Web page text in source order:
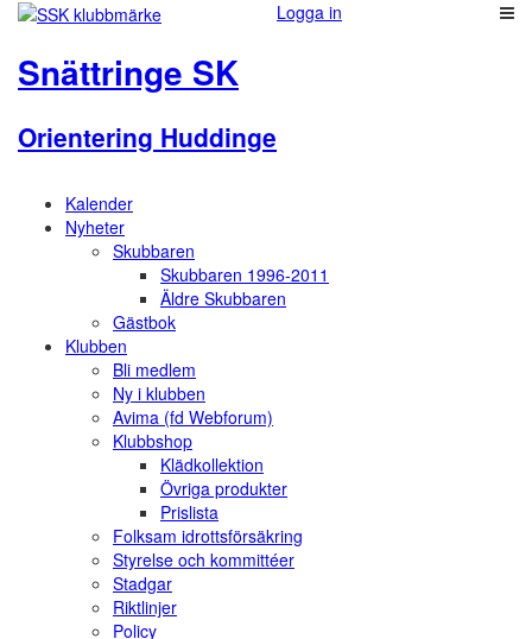
Logga in
Snättringe SK
Orientering Huddinge
Kalender
Nyheter
Skubbaren
Skubbaren 1996-2011
Äldre Skubbaren
Gästbok
Klubben
Bli medlem
Ny i klubben
Avima (fd Webforum)
Klubbshop
Klädkollektion
Övriga produkter
Prislista
Folksam idrottsförsäkring
Styrelse och kommittéer
Stadgar
Riktlinjer
Policy